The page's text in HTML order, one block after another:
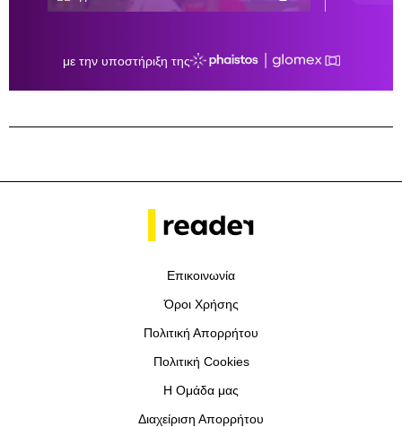
Επικοινωνία
Όροι Χρήσης
Πολιτική Απορρήτου
Πολιτική Cookies
Η Ομάδα μας
Διαχείριση Απορρήτου